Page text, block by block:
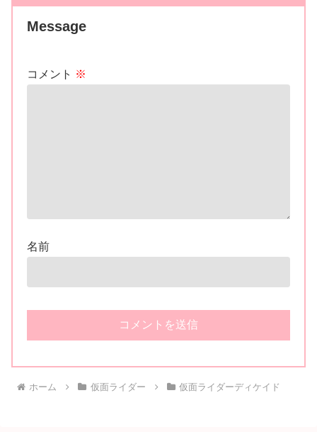
Message
コメント ※
名前
ホーム 仮面ライダー 仮面ライダーディケイド